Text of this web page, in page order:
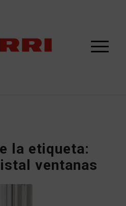
la etiqueta:
ventanas